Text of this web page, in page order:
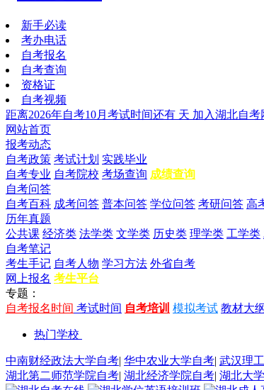
新手必读
考办电话
自考报名
自考查询
资格证
自考视频
距离2026年自考10月考试时间还有 天 加入湖北自
网站首页
报考动态
自考政策 考试计划 实践毕业
自考专业 自考院校 考场查询 成绩查询
自考问答
自考百科 成考问答 普本问答 学位问答 考研问答 高
历年真题
公共课 经济类 法学类 文学类 历史类 理学类 工学类
自考笔记
考生手记 自考人物 学习方法 外省自考
网上报名 考生平台
专题：
自考报名时间 考试时间 自考培训 模拟考试 教材大纲
热门学校
中南财经政法大学自考| 华中农业大学自考| 武汉理
湖北第二师范学院自考| 湖北经济学院自考| 湖北大